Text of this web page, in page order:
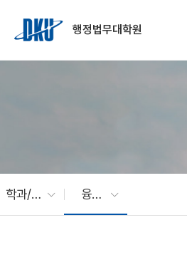
행정법무대학원
학과/전공 융합보안학과